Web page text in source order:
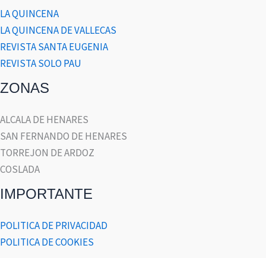
LA QUINCENA
LA QUINCENA DE VALLECAS
REVISTA SANTA EUGENIA
REVISTA SOLO PAU
ZONAS
ALCALA DE HENARES
SAN FERNANDO DE HENARES
TORREJON DE ARDOZ
COSLADA
IMPORTANTE
POLITICA DE PRIVACIDAD
POLITICA DE COOKIES